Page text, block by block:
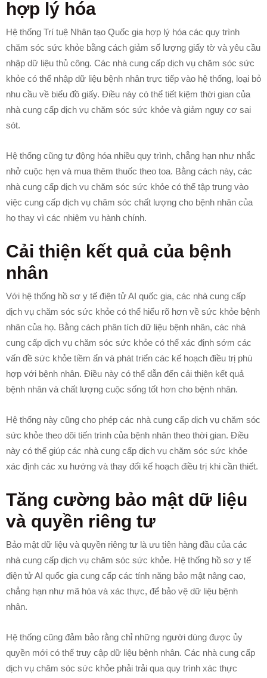
hợp lý hóa
Hệ thống Trí tuệ Nhân tạo Quốc gia hợp lý hóa các quy trình
chăm sóc sức khỏe bằng cách giảm số lượng giấy tờ và yêu cầu
nhập dữ liệu thủ công. Các nhà cung cấp dịch vụ chăm sóc sức
khỏe có thể nhập dữ liệu bệnh nhân trực tiếp vào hệ thống, loại bỏ
nhu cầu về biểu đồ giấy. Điều này có thể tiết kiệm thời gian của
nhà cung cấp dịch vụ chăm sóc sức khỏe và giảm nguy cơ sai
sót.
Hệ thống cũng tự động hóa nhiều quy trình, chẳng hạn như nhắc
nhở cuộc hẹn và mua thêm thuốc theo toa. Bằng cách này, các
nhà cung cấp dịch vụ chăm sóc sức khỏe có thể tập trung vào
việc cung cấp dịch vụ chăm sóc chất lượng cho bệnh nhân của
họ thay vì các nhiệm vụ hành chính.
Cải thiện kết quả của bệnh
nhân
Với hệ thống hồ sơ y tế điện tử AI quốc gia, các nhà cung cấp
dịch vụ chăm sóc sức khỏe có thể hiểu rõ hơn về sức khỏe bệnh
nhân của họ. Bằng cách phân tích dữ liệu bệnh nhân, các nhà
cung cấp dịch vụ chăm sóc sức khỏe có thể xác định sớm các
vấn đề sức khỏe tiềm ẩn và phát triển các kế hoạch điều trị phù
hợp với bệnh nhân. Điều này có thể dẫn đến cải thiện kết quả
bệnh nhân và chất lượng cuộc sống tốt hơn cho bệnh nhân.
Hệ thống này cũng cho phép các nhà cung cấp dịch vụ chăm sóc
sức khỏe theo dõi tiến trình của bệnh nhân theo thời gian. Điều
này có thể giúp các nhà cung cấp dịch vụ chăm sóc sức khỏe
xác định các xu hướng và thay đổi kế hoạch điều trị khi cần thiết.
Tăng cường bảo mật dữ liệu
và quyền riêng tư
Bảo mật dữ liệu và quyền riêng tư là ưu tiên hàng đầu của các
nhà cung cấp dịch vụ chăm sóc sức khỏe. Hệ thống hồ sơ y tế
điện tử AI quốc gia cung cấp các tính năng bảo mật nâng cao,
chẳng hạn như mã hóa và xác thực, để bảo vệ dữ liệu bệnh
nhân.
Hệ thống cũng đảm bảo rằng chỉ những người dùng được ủy
quyền mới có thể truy cập dữ liệu bệnh nhân. Các nhà cung cấp
dịch vụ chăm sóc sức khỏe phải trải qua quy trình xác thực